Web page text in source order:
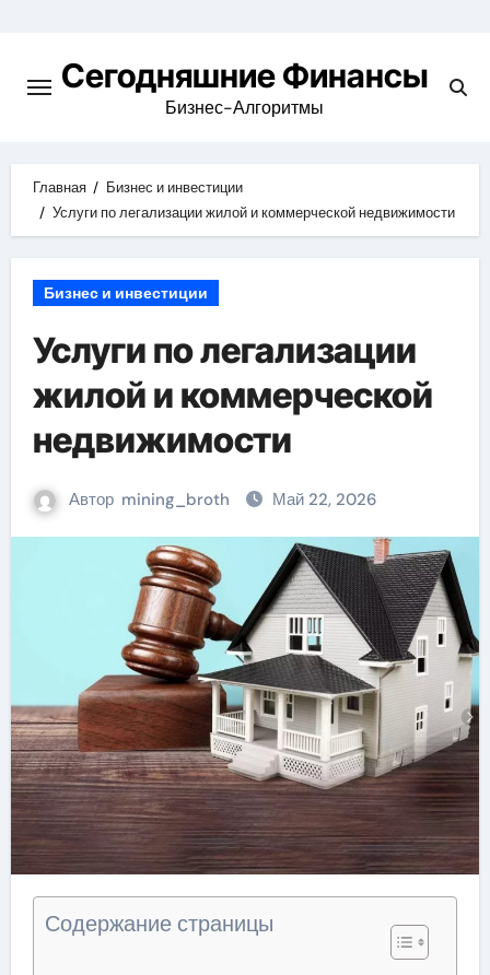
содержимомуСегодняшние Финансы
Бизнес-Алгоритмы
Главная
Бизнес и инвестиции
Услуги по легализации жилой и коммерческой недвижимости
Бизнес и инвестиции
Услуги по легализации
жилой и коммерческой
недвижимости
Автор mining_broth Май 22, 2026
Содержание страницы